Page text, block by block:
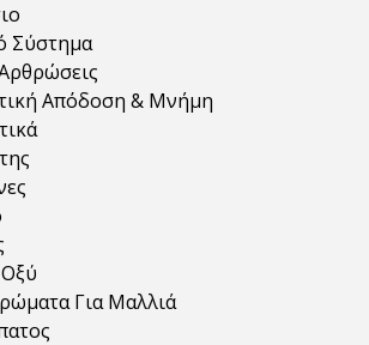
Σύστημα
Απόδοση & Μνήμη
Για Μαλλιά